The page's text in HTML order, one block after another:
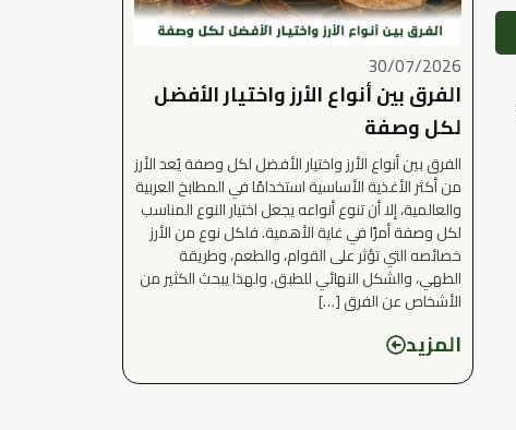
30/07/2026
الفرق بين أنواع الأرز واختيار الأفضل
لكل وصفة
الفرق بين أنواع الأرز واختيار الأفضل لكل وصفة يُعد الأرز
من أكثر الأغذية الأساسية استخدامًا في المطابخ العربية
والعالمية، إلا أن تنوع أنواعه يجعل اختيار النوع المناسب
لكل وصفة أمرًا في غاية الأهمية. فلكل نوع من الأرز
خصائصه التي تؤثر على القوام، والطعم، وطريقة
الطهي، والشكل النهائي للطبق. ولهذا يبحث الكثير من
الأشخاص عن الفرق […]
المزيد